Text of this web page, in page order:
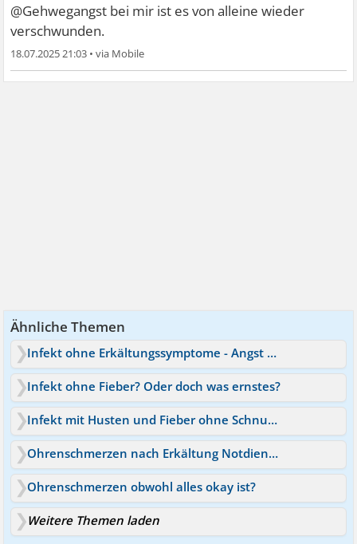
@Gehwegangst bei mir ist es von alleine wieder
verschwunden.
18.07.2025 21:03 •
Ähnliche Themen
Infekt ohne Erkältungssymptome - Angst vor schlimmerem
Infekt ohne Fieber? Oder doch was ernstes?
Infekt mit Husten und Fieber ohne Schnupfen
Ohrenschmerzen nach Erkältung Notdienst?
Ohrenschmerzen obwohl alles okay ist?
Weitere Themen laden